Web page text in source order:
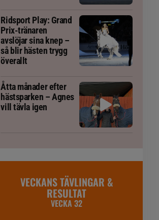
Ridsport Play: Grand
Prix-tränaren
avslöjar sina knep –
så blir hästen trygg
överallt
Åtta månader efter
hästsparken – Agnes
vill tävla igen
VECKANS TÄVLINGAR &
RESULTAT
VECKA 32